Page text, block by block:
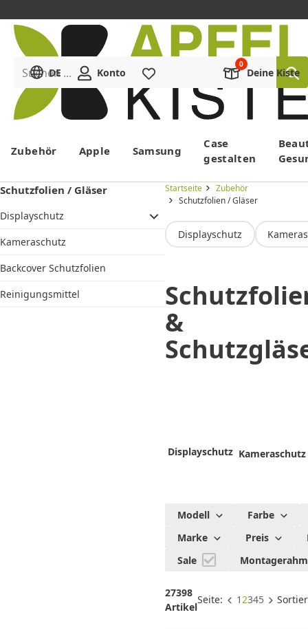
Menü
Suchen ...
DE Konto Deine Kiste
Zubehör Apple Samsung
Case
gestalten
Schutzfolien / Gläser
Displayschutz
Kameraschutz
Backcover Schutzfolien
Reinigungsmittel
Startseite
Zubehör
Schutzfolien / Gläser
Displayschutz
Schutzfolien
&
&
Displayschutz Kameraschutz
Modell
Farbe
Marke
Preis
Sale
27398
Artikel
Seite: 12345